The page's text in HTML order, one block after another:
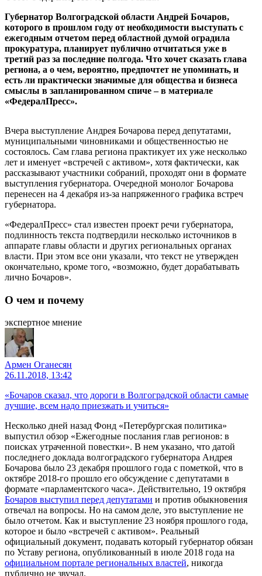
Губернатор Волгоградской области Андрей Бочаров,
которого в прошлом году от необходимости выступать с
ежегодным отчетом перед областной думой оградила
прокуратура, планирует публично отчитаться уже в
третий раз за последние полгода. Что хочет сказать глава
региона, а о чем, вероятно, предпочтет не упоминать, и
есть ли практически значимые для общества и бизнеса
смыслы в запланированном спиче – в материале
«ФедералПресс».
Вчера выступление Андрея Бочарова перед депутатами,
муниципальными чиновниками и общественностью не
состоялось. Сам глава региона практикует их уже несколько
лет и именует «встречей с активом», хотя фактически, как
рассказывают участники собраний, проходят они в формате
выступления губернатора. Очередной монолог Бочарова
перенесен на 4 декабря из-за напряженного графика встреч
губернатора.
«ФедералПресс» стал известен проект речи губернатора,
подлинность текста подтвердили несколько источников в
аппарате главы области и других региональных органах
власти. При этом все они указали, что текст не утвержден
окончательно, кроме того, «возможно, будет дорабатывать
лично Бочаров».
О чем и почему
экспертное мнение
Армен Оганесян
26.11.2018, 13:42
«Бочаров сказал, что дороги в Волгоградской области самые
лучшие, всем надо приезжать и учиться»
Несколько дней назад Фонд «Петербургская политика»
выпустил обзор «Ежегодные послания глав регионов: в
поисках утраченной повестки». В нем указано, что датой
последнего доклада волгоградского губернатора Андрея
Бочарова было 23 декабря прошлого года с пометкой, что в
октябре 2018-го прошло его обсуждение с депутатами в
формате «парламентского часа». Действительно, 19 октября
Бочаров выступил перед депутатами и против обыкновения
отвечал на вопросы. Но на самом деле, это выступление не
было отчетом. Как и выступление 23 ноября прошлого года,
которое и было «встречей с активом». Реальный
официальный документ, подавать который губернатор обязан
по Уставу региона, опубликованный в июле 2018 года на
официальном портале региональных властей, никогда
публично не звучал.